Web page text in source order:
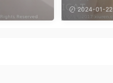
2024-01-22